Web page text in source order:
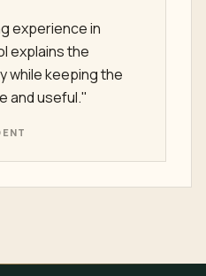
for our spa team and
calm method.
organized and
experience in